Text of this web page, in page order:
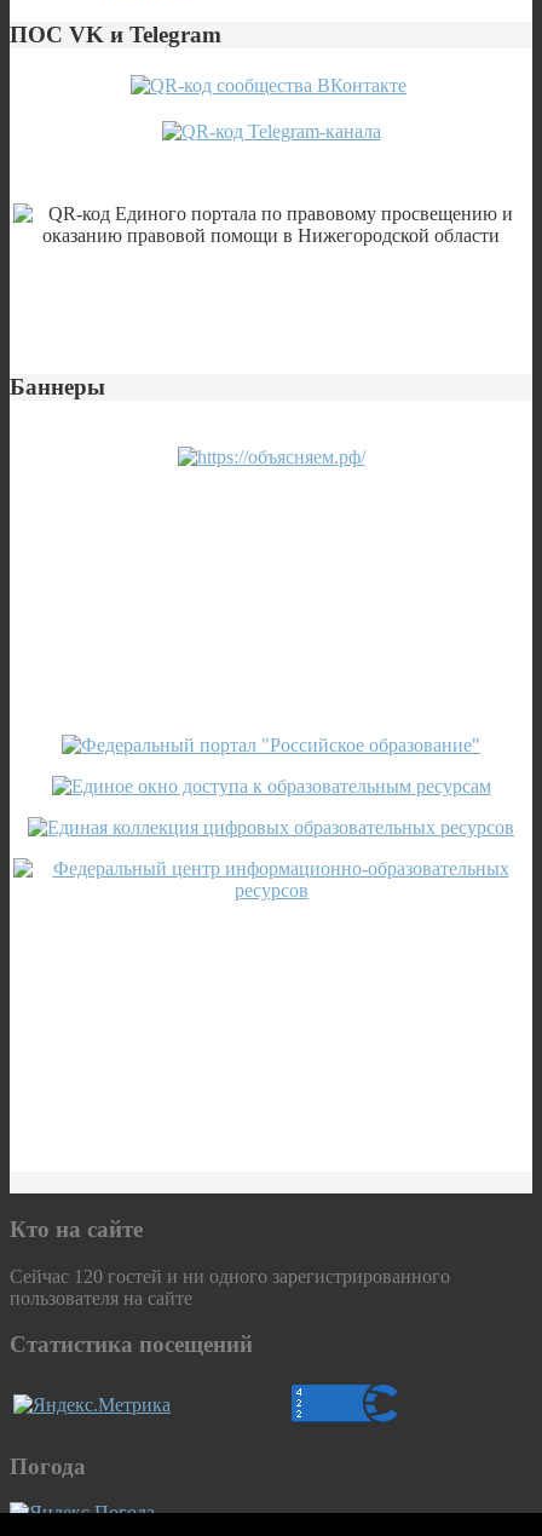
ПОС VK и Telegram
Баннеры
Кто на сайте
Сейчас 120 гостей и ни одного зарегистрированного
пользователя на сайте
Статистика посещений
Погода